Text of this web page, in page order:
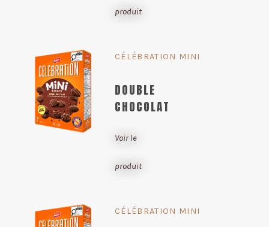
produit
CÉLÉBRATION MINI
DOUBLE
CHOCOLAT
Voir le
produit
CÉLÉBRATION MINI